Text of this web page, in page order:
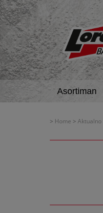
Asortiman
> Home > Aktualno